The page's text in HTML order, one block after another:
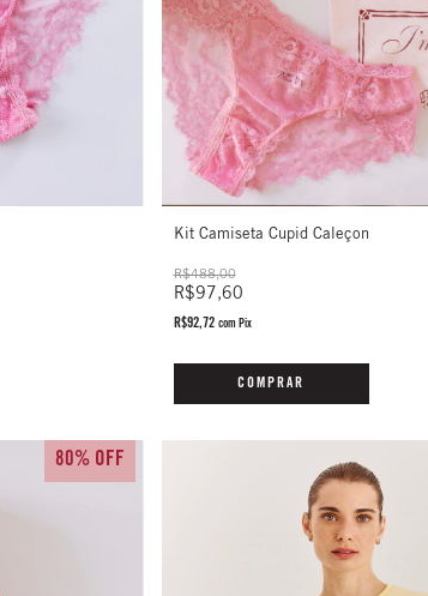
Kit Camiseta Cupid Caleçon
R$488,00
R$97,60
R$92,72 com Pix
COMPRAR
80% OFF